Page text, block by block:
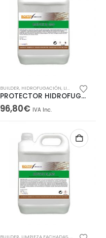
BUILDER, HIDROFUGACIÓN, LIMPIEZA FACHADAS
PROTECTOR HIDROFUGANTE Y FUNGICIDA
96,80€ IVA Inc.